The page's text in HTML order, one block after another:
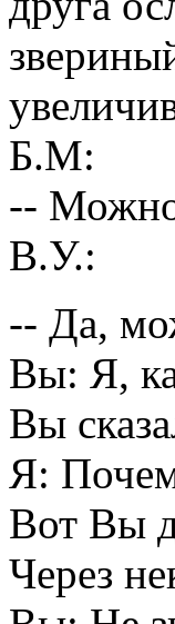
Б.М:
-- Можно
В.У.:
-- Да,
Вы: Я,
Вы
Я:
Вот Вы
Через